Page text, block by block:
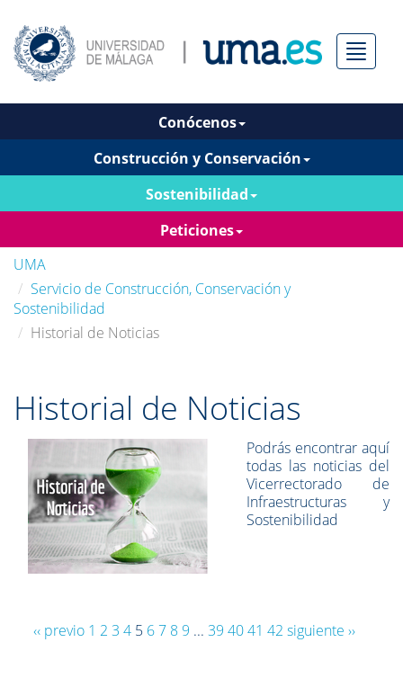
Menú
Conócenos
Construcción y Conservación
Sostenibilidad
Peticiones
UMA
Servicio de Construcción, Conservación y
Sostenibilidad
Historial de Noticias
Historial de Noticias
Podrás encontrar aquí
todas las noticias del
Vicerrectorado de
Infraestructuras y
Sostenibilidad
‹‹ previo 1 2 3 4 5 67 8 9 ... 39 4041 42 siguiente ››